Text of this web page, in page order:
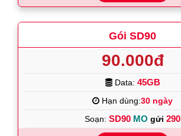
Gói SD90
90.000đ
Data: 45GB
Hạn dùng:30 ngày
Soạn: SD90 MO gửi 290